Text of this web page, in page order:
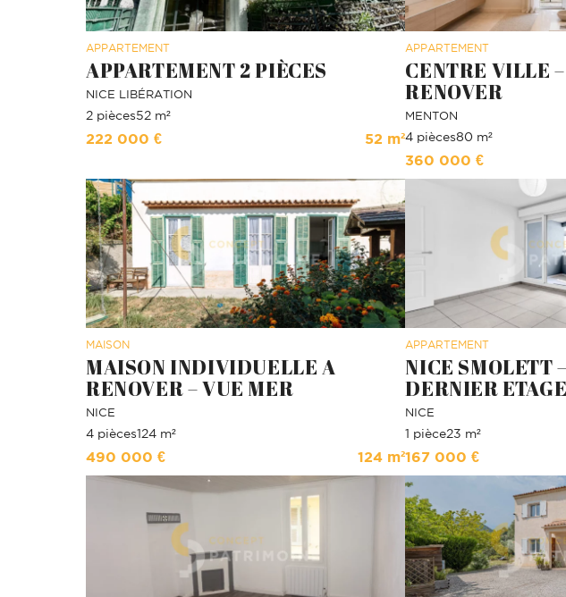
APPARTEMENT
APPARTEMENT 2 PIÈCES
NICE LIBÉRATION
2 pièces52 m²
222 000 € 52 m²
APPARTEMENT
CENTRE VILLE
RENOVER
MENTON
4 pièces80 m²
360 000 €
MAISON
MAISON INDIVIDUELLE A
RENOVER – VUE MER
NICE
4 pièces124 m²
490 000 € 124 m²
APPARTEMENT
NICE SMOLETT
DERNIER ETAGE
NICE
1 pièce23 m²
167 000 €